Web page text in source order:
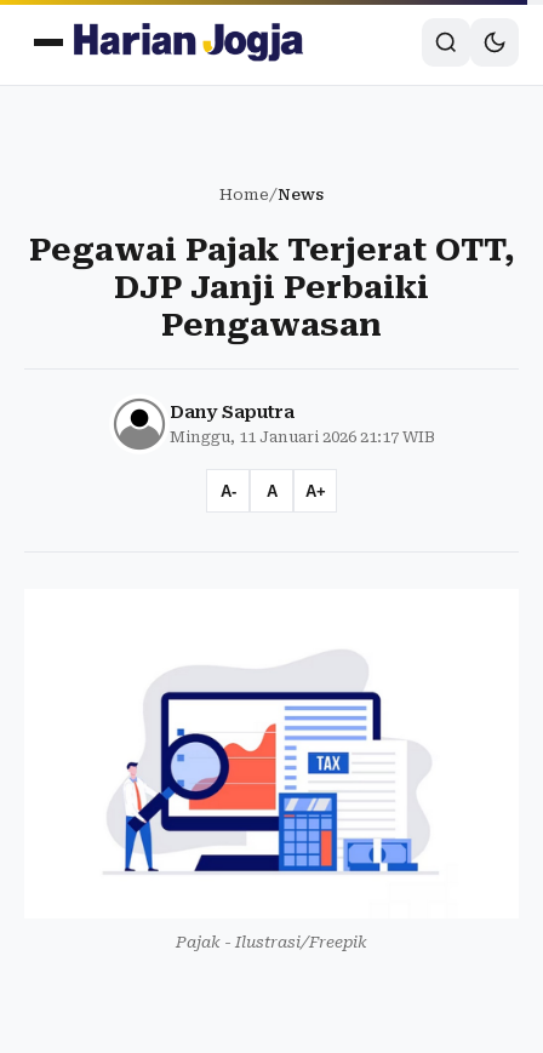
Home/News
Pegawai Pajak Terjerat OTT,
DJP Janji Perbaiki
Pengawasan
Dany Saputra
Minggu, 11 Januari 2026 21:17 WIB
A- A A+
Pajak - Ilustrasi/Freepik